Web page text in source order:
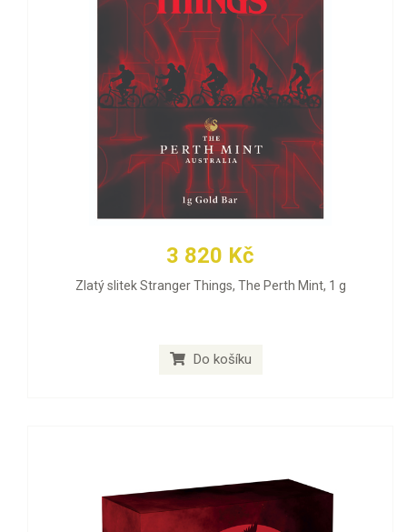
3 820 Kč
Zlatý slitek Stranger Things, The Perth Mint, 1 g
Do košíku